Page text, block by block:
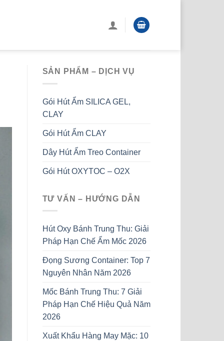
SẢN PHẨM – DỊCH VỤ
Gói Hút Ẩm SILICA GEL,
CLAY
Gói Hút Ẩm CLAY
Dây Hút Ẩm Treo Container
Gói Hút OXYTOC – O2X
TƯ VẤN – HƯỚNG DẪN
Hút Oxy Bánh Trung Thu: Giải
Pháp Hạn Chế Ẩm Mốc 2026
Đọng Sương Container: Top 7
Nguyên Nhân Năm 2026
Mốc Bánh Trung Thu: 7 Giải
Pháp Hạn Chế Hiệu Quả Năm
2026
Xuất Khẩu Hàng May Mặc: 10